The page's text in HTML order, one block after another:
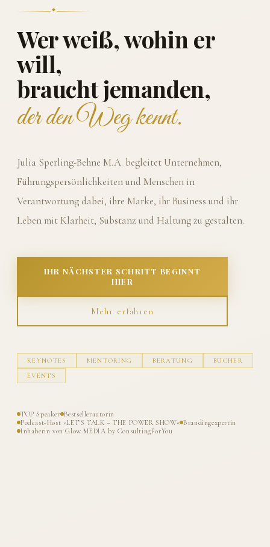
Wer weiß, wohin er
will,
braucht jemanden,
der den Weg kennt.
Julia Sperling-Behne M.A. begleitet Unternehmen,
Führungspersönlichkeiten und Menschen in
Verantwortung dabei, ihre Marke, ihr Business und ihr
Leben mit Klarheit, Substanz und Haltung zu gestalten.
IHR NÄCHSTER SCHRITT BEGINNT
HIER
Mehr erfahren
KEYNOTES MENTORING BERATUNG
BÜCHER
EVENTS
TOP Speaker Bestsellerautorin
Podcast-Host »LET'S TALK – THE POWER SHOW« Brandingexpertin
Inhaberin von Glow MEDIA by ConsultingForYou